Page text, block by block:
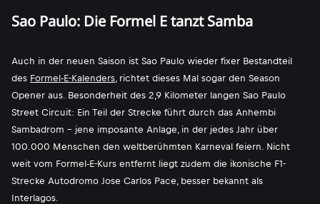
Sao Paulo: Die Formel E tanzt Samba
Auch in der neuen Saison ist Sao Paulo wieder fixer Bestandteil
des Formel-E-Kalenders, richtet dieses Mal sogar den Season
Opener aus. Besonderheit des 2,9 Kilometer langen Sao Paulo
Street Circuit: Ein Teil der Strecke führt durch das Anhembi
Sambadrom - jene imposante Anlage, in der jedes Jahr über
100.000 Menschen den weltberühmten Karneval feiern. Nicht
weit vom Formel-E-Kurs entfernt liegt zudem die ikonische F1-
Strecke Autodromo Jose Carlos Pace, besser bekannt als
Interlagos.